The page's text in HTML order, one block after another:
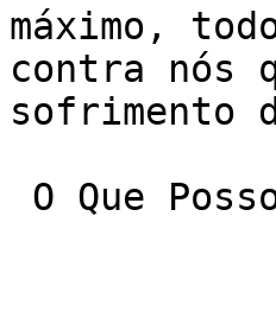
máximo,
contra nós
sofrimento